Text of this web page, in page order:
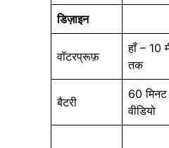
डिज़ाइन
वॉटरप्रूफ़
हाँ – 10
तक
बैटरी
60
वीडियो